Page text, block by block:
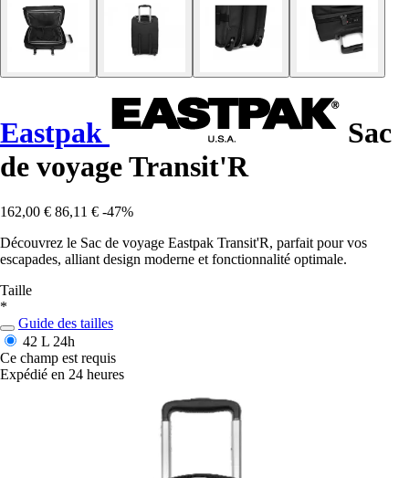
Eastpak
Sac
de voyage Transit'R
162,00 € 86,11 € -47%
Découvrez le Sac de voyage Eastpak Transit'R, parfait pour vos
escapades, alliant design moderne et fonctionnalité optimale.
Taille
*
Guide des tailles
42 L 24h
Ce champ est requis
Expédié en 24 heures